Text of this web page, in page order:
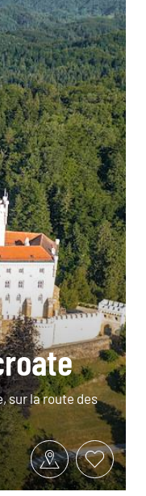
sur la route des